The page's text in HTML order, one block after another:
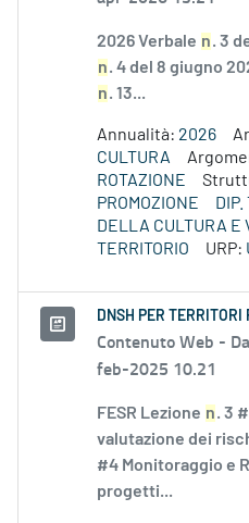
2026 Verbale n. 3
n. 4 del 8 giugno
n. 13...
Annualità: 2026
CULTURA
ROTAZIONE
PROMOZIONE
DIP.
DELLA CULTURA E
TERRITORIO
URP:
DNSH PER
Contenuto Web -
feb-2025 10.21
FESR Lezione n. 3
valutazione dei
#4 Monitoraggio e
progetti...